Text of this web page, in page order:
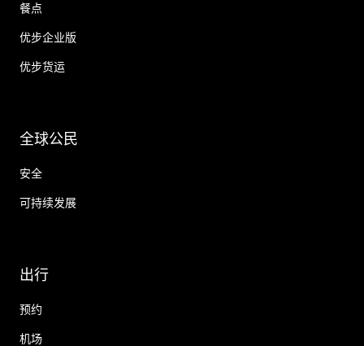
餐点
优步企业版
优步货运
全球公民
安全
可持续发展
出行
预约
机场